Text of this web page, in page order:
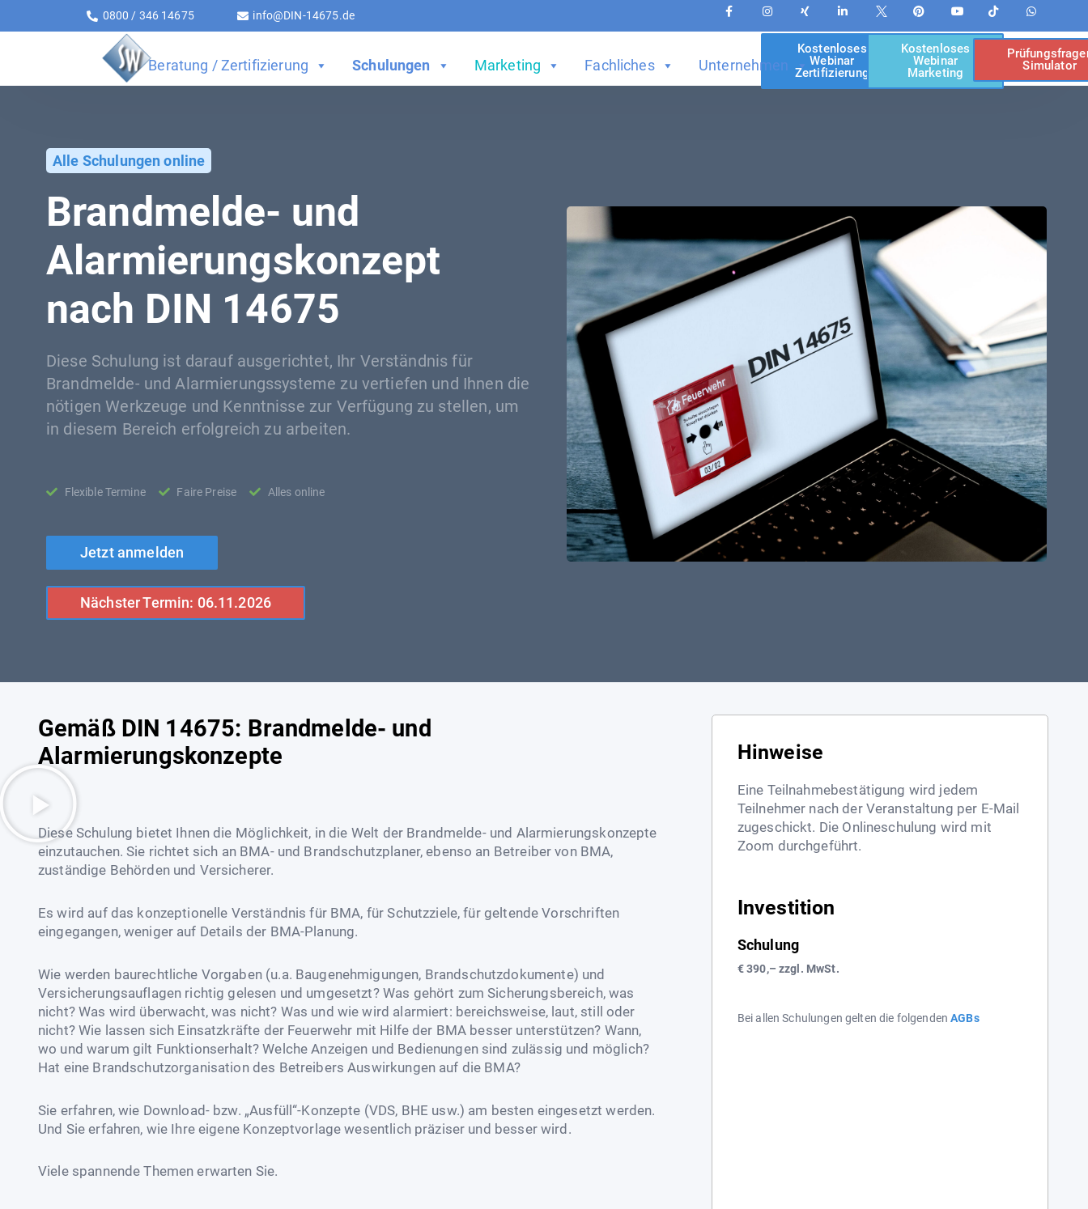
0800 / 346 14675 info@DIN-14675.de
Beratung / Zertifizierung Schulungen Marketing Fachliches Unternehmen
Kostenloses
Webinar
Zertifizierung
Kostenloses
Webinar
Marketing
Simulator
Alle Schulungen online
Brandmelde- und
Alarmierungskonzept
nach DIN 14675
Diese Schulung ist darauf ausgerichtet, Ihr Verständnis für
Brandmelde- und Alarmierungssysteme zu vertiefen und Ihnen die
nötigen Werkzeuge und Kenntnisse zur Verfügung zu stellen, um
in diesem Bereich erfolgreich zu arbeiten.
Flexible Termine Faire Preise Alles online
Jetzt anmelden
Nächster Termin: 06.11.2026
Gemäß DIN 14675: Brandmelde- und
Alarmierungskonzepte
Diese Schulung bietet Ihnen die Möglichkeit, in die Welt der Brandmelde- und Alarmierungskonzepte
einzutauchen. Sie richtet sich an BMA- und Brandschutzplaner, ebenso an Betreiber von BMA,
zuständige Behörden und Versicherer.
Es wird auf das konzeptionelle Verständnis für BMA, für Schutzziele, für geltende Vorschriften
eingegangen, weniger auf Details der BMA-Planung.
Wie werden baurechtliche Vorgaben (u.a. Baugenehmigungen, Brandschutzdokumente) und
Versicherungsauflagen richtig gelesen und umgesetzt? Was gehört zum Sicherungsbereich, was
nicht? Was wird überwacht, was nicht? Was und wie wird alarmiert: bereichsweise, laut, still oder
nicht? Wie lassen sich Einsatzkräfte der Feuerwehr mit Hilfe der BMA besser unterstützen? Wann,
wo und warum gilt Funktionserhalt? Welche Anzeigen und Bedienungen sind zulässig und möglich?
Hat eine Brandschutzorganisation des Betreibers Auswirkungen auf die BMA?
Sie erfahren, wie Download- bzw. „Ausfüll“-Konzepte (VDS, BHE usw.) am besten eingesetzt werden.
Und Sie erfahren, wie Ihre eigene Konzeptvorlage wesentlich präziser und besser wird.
Viele spannende Themen erwarten Sie.
Hinweise
Eine Teilnahmebestätigung wird jedem
Teilnehmer nach der Veranstaltung per E-Mail
zugeschickt. Die Onlineschulung wird mit
Zoom durchgeführt.
Investition
Schulung
€ 390,– zzgl. MwSt.
Bei allen Schulungen gelten die folgendenAGBs